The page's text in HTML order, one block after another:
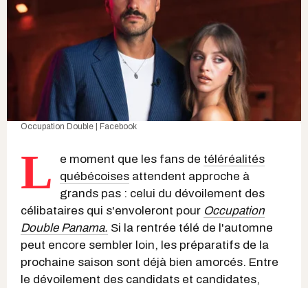
Occupation Double | Facebook
L e moment que les fans de téléréalités
québécoises attendent approche à
grands pas : celui du dévoilement des
célibataires qui s'envoleront pour Occupation
Double Panama. Si la rentrée télé de l'automne
peut encore sembler loin, les préparatifs de la
prochaine saison sont déjà bien amorcés. Entre
le dévoilement des candidats et candidates,